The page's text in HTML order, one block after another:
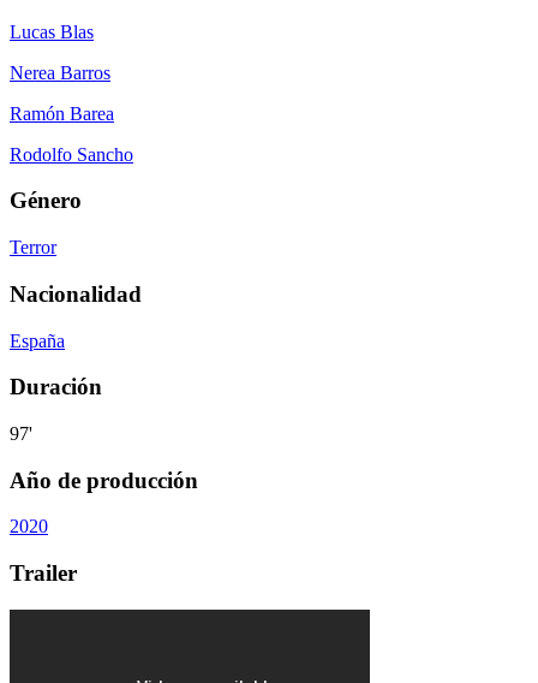
Lucas Blas
Nerea Barros
Ramón Barea
Rodolfo Sancho
Género
Terror
Nacionalidad
España
Duración
97'
Año de producción
2020
Trailer